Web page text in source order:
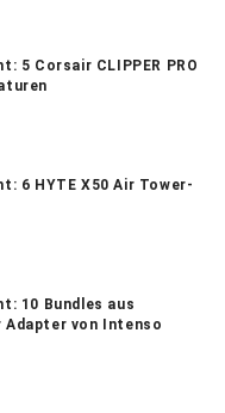
5 Corsair CLIPPER PRO
6 HYTE X50 Air Tower-
10 Bundles aus
Adapter von Intenso